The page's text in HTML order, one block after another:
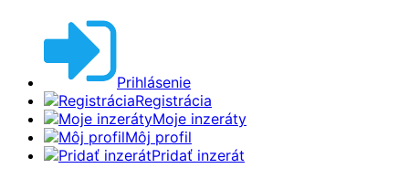
Prihlásenie
Registrácia
Moje inzeráty
Môj profil
Pridať inzerát